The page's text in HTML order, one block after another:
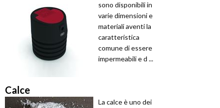
sono disponibili in
varie dimensioni e
materiali aventi la
caratteristica
comune di essere
impermeabili e d ...
Calce
La calce è uno dei